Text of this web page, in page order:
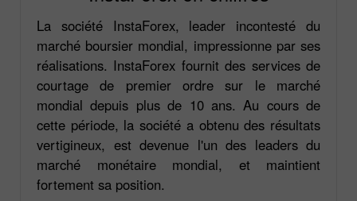
La société InstaForex, leader incontesté du
marché boursier mondial, impressionne par ses
réalisations. InstaForex fournit des services de
courtage de premier ordre sur le marché
mondial depuis plus de 10 ans. Au cours de
cette période, la société a obtenu des résultats
vertigineux, est devenue l'un des leaders du
marché monétaire mondial, et maintient
fortement sa position.